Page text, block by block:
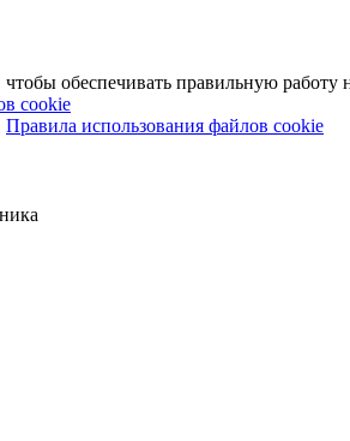
обеспечивать правильную работу
cookie
Правила использования файлов cookie